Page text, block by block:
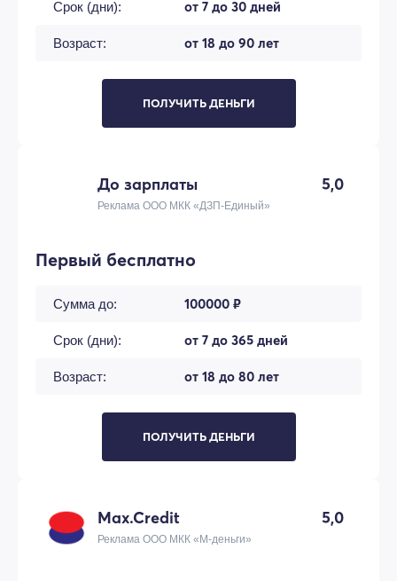
Срок (дни): от 7 до 30 дней
Возраст: от 18 до 90 лет
ПОЛУЧИТЬ ДЕНЬГИ
До зарплаты 5,0
Реклама ООО МКК «ДЗП-Единый»
Первый бесплатно
Сумма до: 100000 ₽
Срок (дни): от 7 до 365 дней
Возраст: от 18 до 80 лет
ПОЛУЧИТЬ ДЕНЬГИ
Max.Credit 5,0
Реклама ООО МКК «М-деньги»